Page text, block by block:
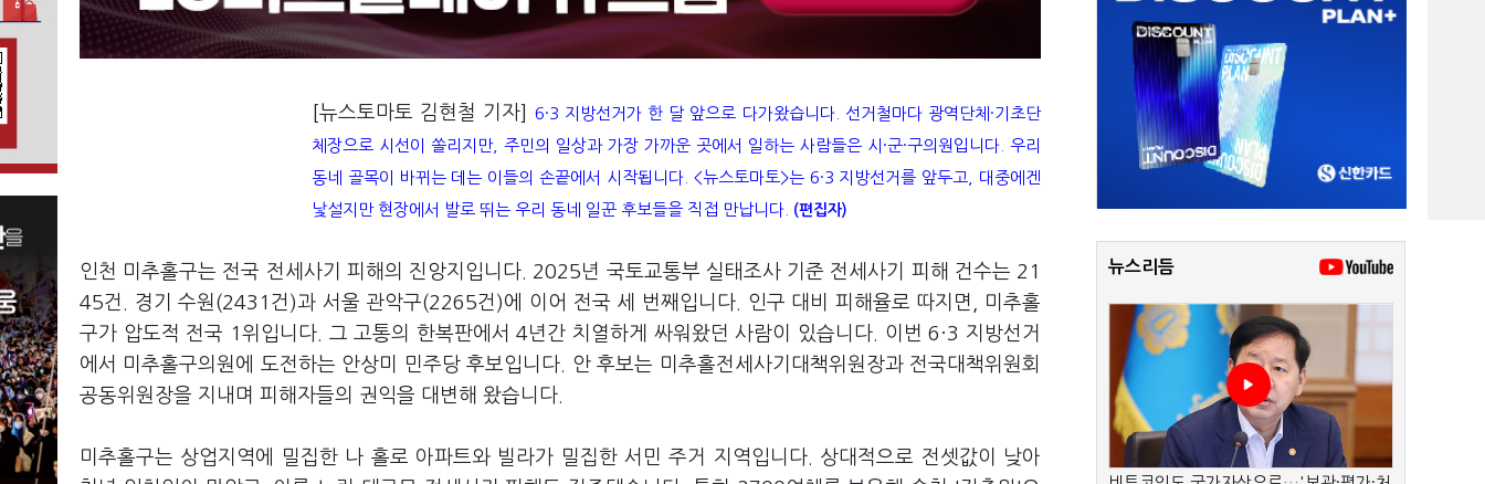
[뉴스토마토 김현철 기자]
6·3 지방선거가 한 달 앞으로 다가왔습니다. 선거철마다 광역단체·기초단
체장으로 시선이 쏠리지만, 주민의 일상과 가장 가까운 곳에서 일하는 사람들은 시·군·구의원입니다. 우리
동네 골목이 바뀌는 데는 이들의 손끝에서 시작됩니다. <뉴스토마토>는 6·3 지방선거를 앞두고, 대중에겐
낯설지만 현장에서 발로 뛰는 우리 동네 일꾼 후보들을 직접 만납니다.
(편집자)
인천 미추홀구는 전국 전세사기 피해의 진앙지입니다. 2025년 국토교통부 실태조사 기준 전세사기 피해 건수는 21
45건. 경기 수원(2431건)과 서울 관악구(2265건)에 이어 전국 세 번째입니다. 인구 대비 피해율로 따지면, 미추홀
구가 압도적 전국 1위입니다. 그 고통의 한복판에서 4년간 치열하게 싸워왔던 사람이 있습니다. 이번 6·3 지방선거
에서 미추홀구의원에 도전하는 안상미 민주당 후보입니다. 안 후보는 미추홀전세사기대책위원장과 전국대책위원회
공동위원장을 지내며 피해자들의 권익을 대변해 왔습니다.
미추홀구는 상업지역에 밀집한 나 홀로 아파트와 빌라가 밀집한 서민 주거 지역입니다. 상대적으로 전셋값이 낮아
뉴스리듬